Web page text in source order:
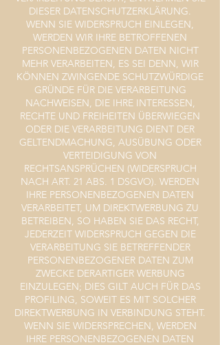
DIESER DATENSCHUTZERKLÄRUNG.
WENN SIE WIDERSPRUCH EINLEGEN,
WERDEN WIR IHRE BETROFFENEN
PERSONENBEZOGENEN DATEN NICHT
MEHR VERARBEITEN, ES SEI DENN, WIR
KÖNNEN ZWINGENDE SCHUTZWÜRDIGE
GRÜNDE FÜR DIE VERARBEITUNG
NACHWEISEN, DIE IHRE INTERESSEN,
RECHTE UND FREIHEITEN ÜBERWIEGEN
ODER DIE VERARBEITUNG DIENT DER
GELTENDMACHUNG, AUSÜBUNG ODER
VERTEIDIGUNG VON
RECHTSANSPRÜCHEN (WIDERSPRUCH
NACH ART. 21 ABS. 1 DSGVO). WERDEN
IHRE PERSONENBEZOGENEN DATEN
VERARBEITET, UM DIREKTWERBUNG ZU
BETREIBEN, SO HABEN SIE DAS RECHT,
JEDERZEIT WIDERSPRUCH GEGEN DIE
VERARBEITUNG SIE BETREFFENDER
PERSONENBEZOGENER DATEN ZUM
ZWECKE DERARTIGER WERBUNG
EINZULEGEN; DIES GILT AUCH FÜR DAS
PROFILING, SOWEIT ES MIT SOLCHER
DIREKTWERBUNG IN VERBINDUNG STEHT.
WENN SIE WIDERSPRECHEN, WERDEN
IHRE PERSONENBEZOGENEN DATEN